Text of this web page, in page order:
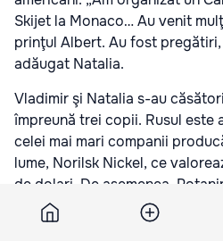
Skijet la Monaco… Au venit
prinţul Albert. Au fost
adăugat Natalia.
Vladimir şi Natalia s-au
împreună trei copii. Rusul este
celei mai mari companii
lume, Norilsk Nickel, ce
de dolari. De asemenea,
de transport şi infrastructură,
una turistică.